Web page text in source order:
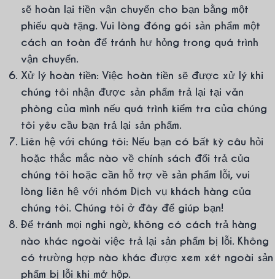
sẽ hoàn lại tiền vận chuyển cho bạn bằng một
phiếu quà tặng. Vui lòng đóng gói sản phẩm một
cách an toàn để tránh hư hỏng trong quá trình
vận chuyển.
Xử lý hoàn tiền: Việc hoàn tiền sẽ được xử lý khi
chúng tôi nhận được sản phẩm trả lại tại văn
phòng của mình nếu quá trình kiểm tra của chúng
tôi yêu cầu bạn trả lại sản phẩm.
Liên hệ với chúng tôi: Nếu bạn có bất kỳ câu hỏi
hoặc thắc mắc nào về chính sách đổi trả của
chúng tôi hoặc cần hỗ trợ về sản phẩm lỗi, vui
lòng liên hệ với nhóm Dịch vụ khách hàng của
chúng tôi. Chúng tôi ở đây để giúp bạn!
Để tránh mọi nghi ngờ, không có cách trả hàng
nào khác ngoài việc trả lại sản phẩm bị lỗi. Không
có trường hợp nào khác được xem xét ngoài sản
phẩm bị lỗi khi mở hộp.